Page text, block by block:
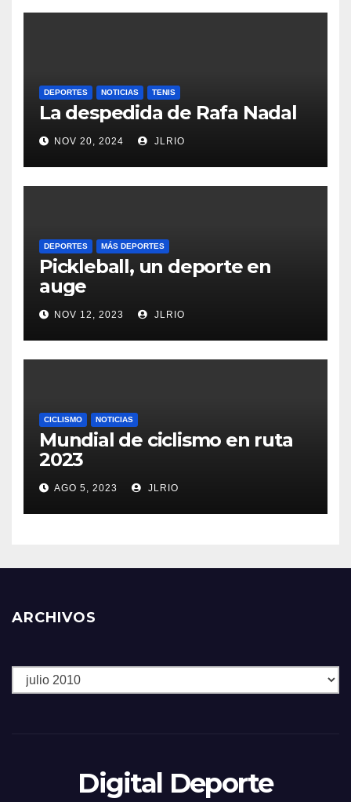
DEPORTES NOTICIAS TENIS
La despedida de Rafa Nadal
NOV 20, 2024 JLRIO
DEPORTES MÁS DEPORTES
Pickleball, un deporte en
auge
NOV 12, 2023 JLRIO
CICLISMO NOTICIAS
Mundial de ciclismo en ruta
2023
AGO 5, 2023 JLRIO
ARCHIVOS
Archivos
Digital Deporte